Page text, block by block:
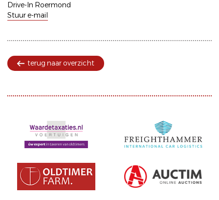
Drive-In Roermond
Stuur e-mail
terug naar overzicht